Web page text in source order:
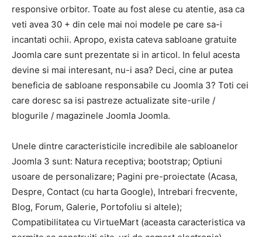
responsive orbitor. Toate au fost alese cu atentie, asa ca
veti avea 30 + din cele mai noi modele pe care sa-i
incantati ochii. Apropo, exista cateva sabloane gratuite
Joomla care sunt prezentate si in articol. In felul acesta
devine si mai interesant, nu-i asa? Deci, cine ar putea
beneficia de sabloane responsabile cu Joomla 3? Toti cei
care doresc sa isi pastreze actualizate site-urile /
blogurile / magazinele Joomla Joomla.
Unele dintre caracteristicile incredibile ale sabloanelor
Joomla 3 sunt: ​​Natura receptiva; bootstrap; Optiuni
usoare de personalizare; Pagini pre-proiectate (Acasa,
Despre, Contact (cu harta Google), Intrebari frecvente,
Blog, Forum, Galerie, Portofoliu si altele);
Compatibilitatea cu VirtueMart (aceasta caracteristica va